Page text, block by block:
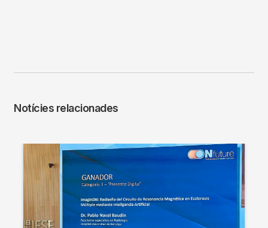
Notícies relacionades